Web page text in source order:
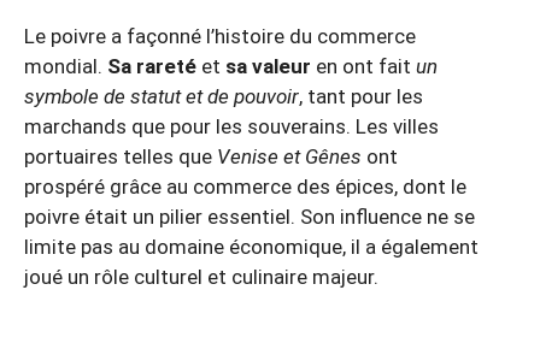
Le poivre a façonné l’histoire du commerce
mondial. Sa rareté et sa valeur en ont fait un
symbole de statut et de pouvoir, tant pour les
marchands que pour les souverains. Les villes
portuaires telles que Venise et Gênes ont
prospéré grâce au commerce des épices, dont le
poivre était un pilier essentiel. Son influence ne se
limite pas au domaine économique, il a également
joué un rôle culturel et culinaire majeur.